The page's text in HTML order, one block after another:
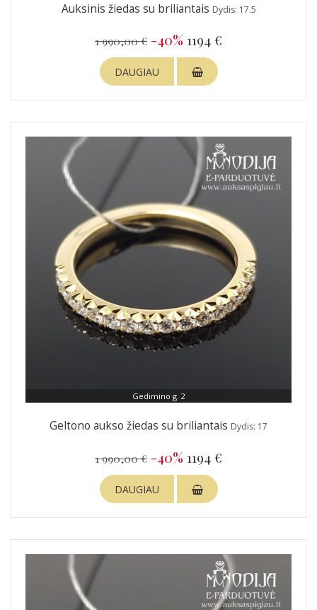
Auksinis žiedas su briliantais Dydis: 17.5
1 990,00 € -40% 1194 €
DAUGIAU
Gedimino g. 2
Geltono aukso žiedas su briliantais Dydis: 17
1 990,00 € -40% 1194 €
DAUGIAU